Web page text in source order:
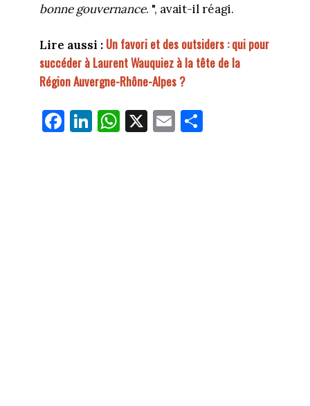
bonne gouvernance. ", avait-il réagi.
Lire aussi : Un favori et des outsiders : qui pour
succéder à Laurent Wauquiez à la tête de la
Région Auvergne-Rhône-Alpes ?
Fa
ce
Li
nk
W
ha
X E
m
Pa
rt